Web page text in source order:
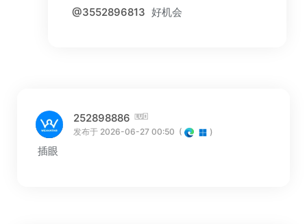
@3552896813 好机会
252898886
发布于 2026-06-27 00:50 ( )
插眼